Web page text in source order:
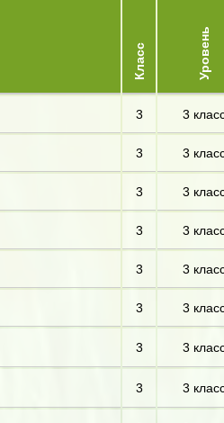
Класс Уровень
3 3
3 3
3 3
3 3
3 3
3 3
3 3
3 3